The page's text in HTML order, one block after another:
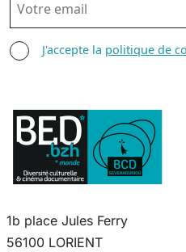
AGREE TERMS
J'accepte la politique de
1b place Jules Ferry
56100 LORIENT